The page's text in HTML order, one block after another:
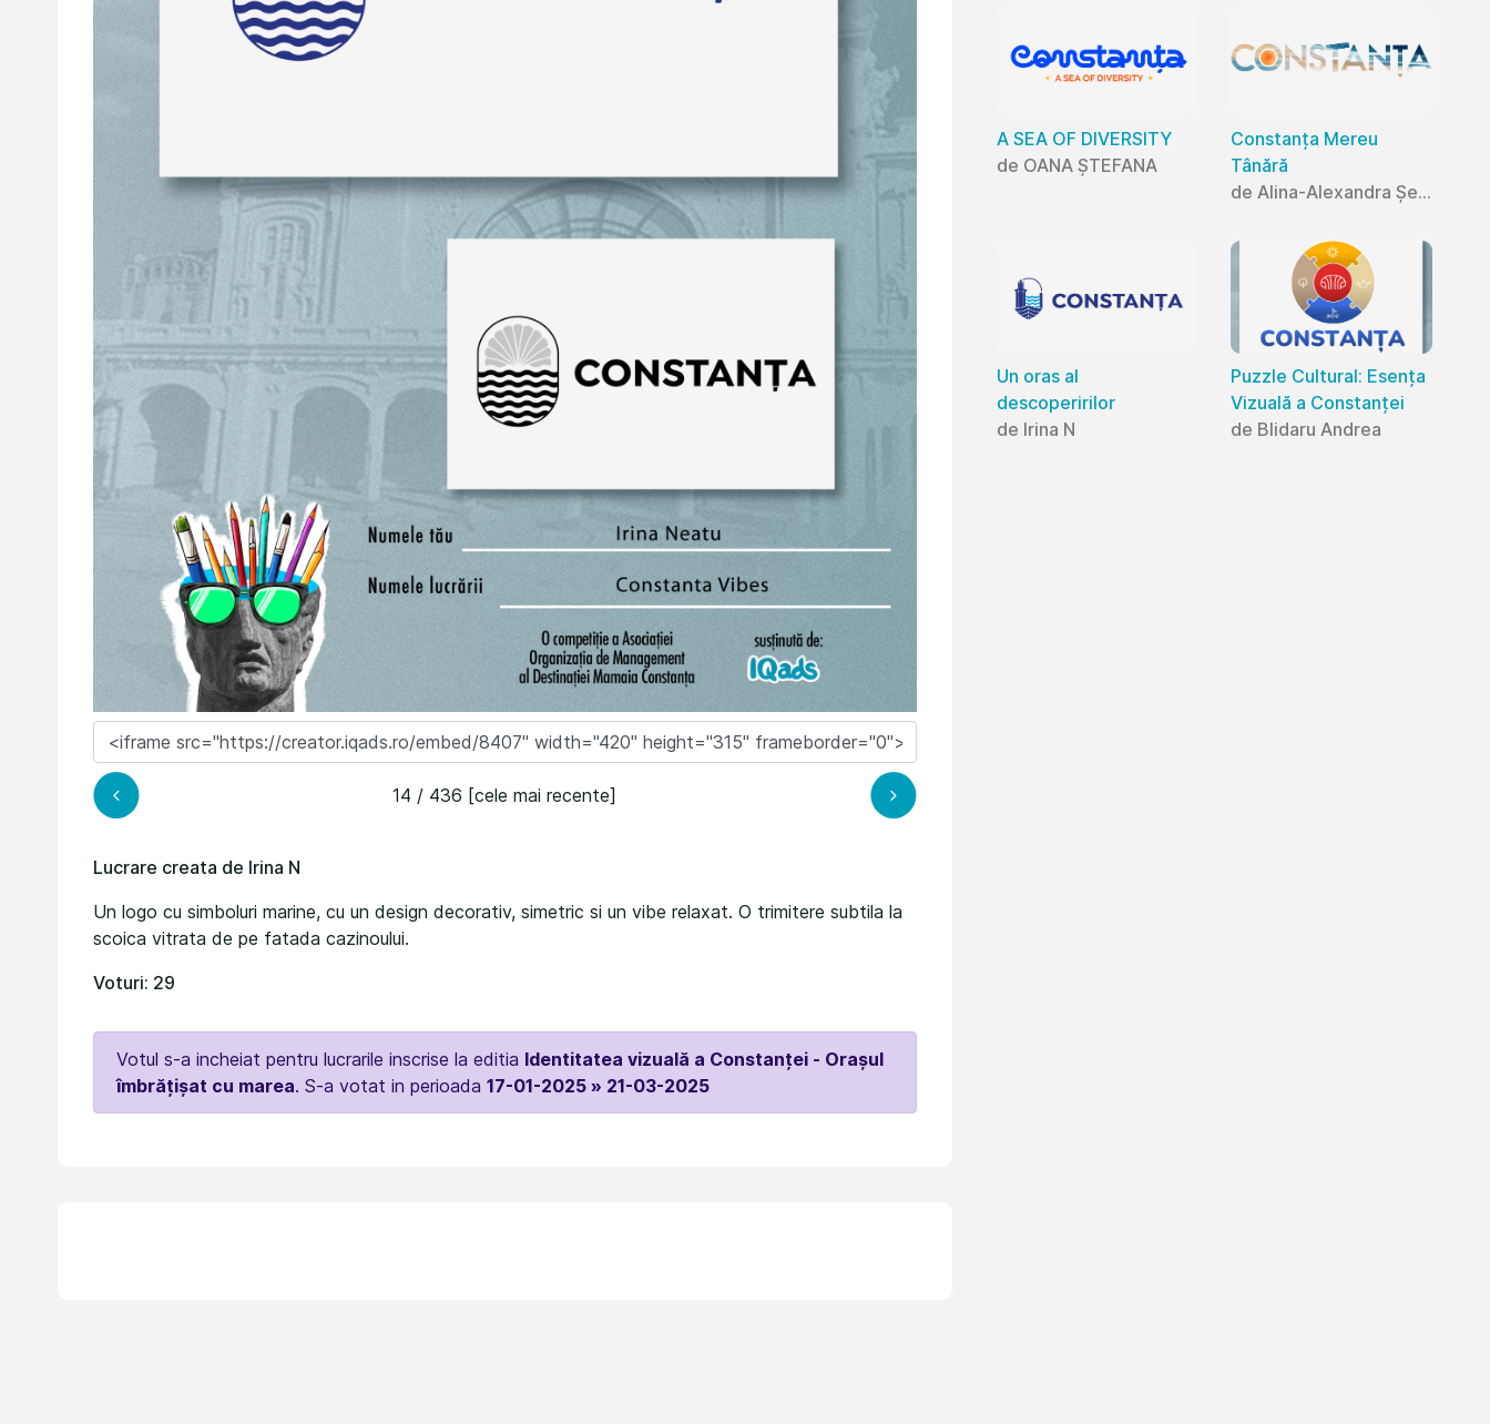
14 / 436 [cele mai recente]
Lucrare creata de Irina N
Un logo cu simboluri marine, cu un design decorativ, simetric si un vibe relaxat. O trimitere subtila la
scoica vitrata de pe fatada cazinoului.
Voturi: 29
Votul s-a incheiat pentru lucrarile inscrise la editia Identitatea vizuală a Constanței - Orașul
îmbrățișat cu marea. S-a votat in perioada 17-01-2025 » 21-03-2025
A SEA OF DIVERSITY
de OANA ȘTEFANA
Constanța Mereu
Tânără
de Alina-Alexandra Șerban
Un oras al
descoperirilor
de Irina N
Puzzle Cultural: Esența
Vizuală a Constanței
de Blidaru Andrea